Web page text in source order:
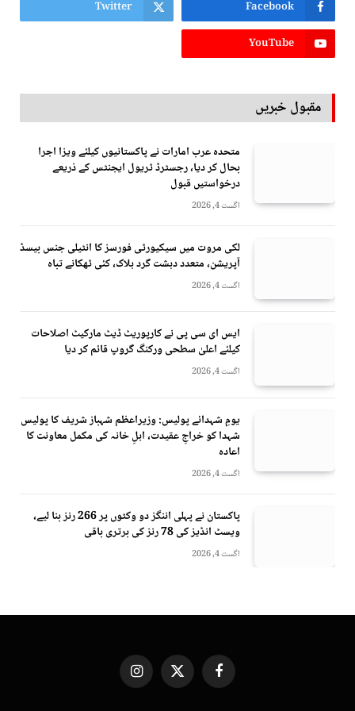
Facebook
Twitter
YouTube
مقبول خبریں
متحدہ عرب امارات نے پاکستانیوں کیلئے ویزا اجرا
بحال کر دیا، رجسٹرڈ ٹریول ایجنٹس کے ذریعے
درخواستیں قبول
اگست 4, 2026
لکی مروت میں سیکیورٹی فورسز کا انٹیلی جنس بیسڈ
آپریشن، متعدد دہشت گرد ہلاک، کئی ٹھکانے تباہ
اگست 4, 2026
ایس ای سی پی نے کارپوریٹ ڈیٹ مارکیٹ اصلاحات
کیلئے اعلیٰ سطحی ورکنگ گروپ قائم کر دیا
اگست 4, 2026
یومِ شہدائے پولیس: وزیراعظم شہباز شریف کا پولیس
شہدا کو خراجِ عقیدت، اہلِ خانہ کی مکمل معاونت کا
اعادہ
اگست 4, 2026
پاکستان نے پہلی اننگز دو وکٹوں پر 266 رنز بنا لیے،
ویسٹ انڈیز کی 78 رنز کی برتری باقی
اگست 4, 2026
Facebook
X
(Twitter)
Instagram